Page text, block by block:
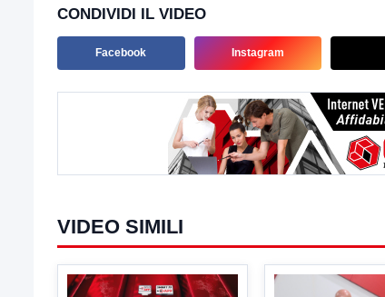
CONDIVIDI IL VIDEO
Facebook Instagram
VIDEO SIMILI